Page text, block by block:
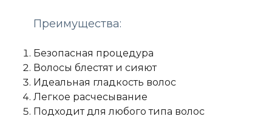
Преимущества:
Безопасная процедура
Волосы блестят и сияют
Идеальная гладкость волос
Легкое расчесывание
Подходит для любого типа волос